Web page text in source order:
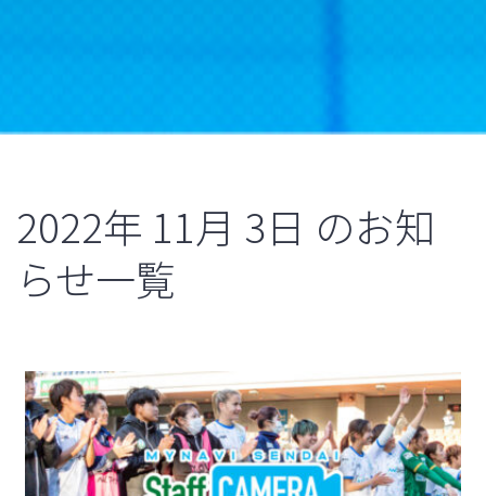
2022年 11月 3日 のお知
らせ一覧